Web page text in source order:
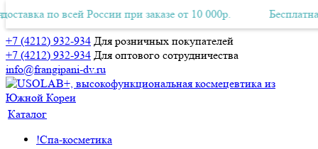
+7 (4212) 932-934 Для розничных покупателей
+7 (4212) 932-934 Для оптового сотрудничества
info@frangipani-dv.ru
Авиа-доставка по всей России при заказе от 10 000р.
по всей России при заказе от 10 000р. Бесплатная
Каталог
!Спа-косметика